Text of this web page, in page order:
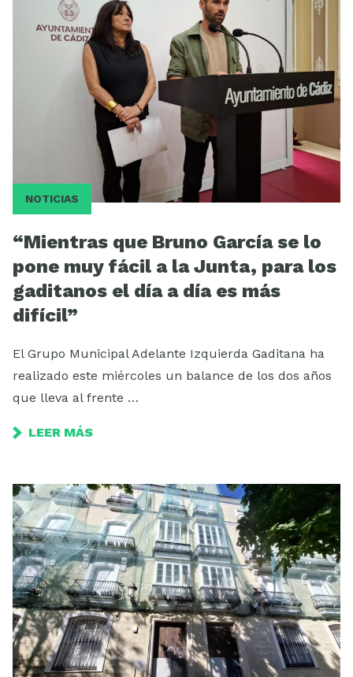
NOTICIAS
“Mientras que Bruno García se lo
pone muy fácil a la Junta, para los
gaditanos el día a día es más
difícil”
El Grupo Municipal Adelante Izquierda Gaditana ha
realizado este miércoles un balance de los dos años
que lleva al frente …
LEER MÁS